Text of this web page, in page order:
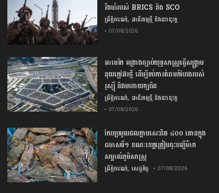
រឹងមាំ​របស់​ ​BRICS​ ​និង​ ​SCO​
ព្រឹត្តិការណ៍, អាជីវកម្មថ្មី និងនវានុវត្ត
• 07/08/2026
​អាមេរិក​ ពង្រាងច្បាប់​យុទ្ធសាស្ត្រ​ធ្វើ​សង្គ្រាម​
នុយក្លេអ៊ែរ​ថ្មី ដើម្បីទប់ការគំរាមកំហែងរបស់​
រុស្ស៊ី និងមហាយក្សចិន
ព្រឹត្តិការណ៍, អាជីវកម្មថ្មី និងនវានុវត្ត
• 07/08/2026
កែប​ប្រមូល​ផល​ក្តាម​សេះ​ជិត​ ​៤០០ ​តោន​ក្នុង​
ឆមាស​ទី​១​ ​ខណៈ​ខេត្ត​ត្រៀម​ចុះបញ្ជី​ម៉ាក​
សម្គាល់​ភូមិសាស្ត្រ​
ព្រឹត្តិការណ៍, សេដ្ឋកិច្ច • 07/08/2026